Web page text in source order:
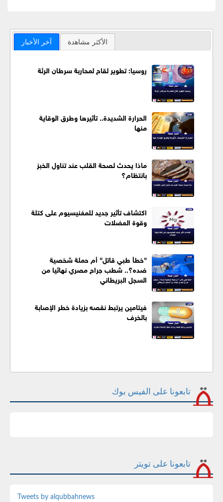
آخر الأخبار الأكثر مشاهدة
روسيا: تطوير لقاح لمحاربة سرطان الرئة
الحرارة الشديدة.. تأثيرها وطرق الوقاية
منها
ماذا يحدث لصحة القلب عند تناول الخبز
بانتظام؟
اكتشاف تأثير جديد للمغنيسيوم على كتلة
وقوة العضلات
"خطأ طبي قاتل" أم حملة شخصية
ضده؟.. شطب جراح مصري نهائيا من
السجل البريطاني
فيتامين يرتبط نقصه بزيادة خطر الإصابة
بالخرف
تابعونا على الفيس بوك
تابعونا على تويتر
Tweets by alqubbahnews